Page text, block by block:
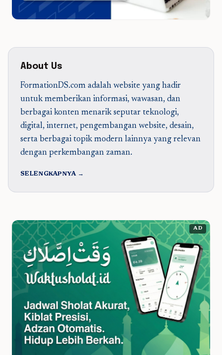
About Us
FormationDS.com adalah website yang hadir
untuk memberikan informasi, wawasan, dan
berbagai konten menarik seputar teknologi,
digital, internet, pengembangan website, desain,
serta berbagai topik modern lainnya yang relevan
dengan perkembangan zaman.
SELENGKAPNYA →
AD